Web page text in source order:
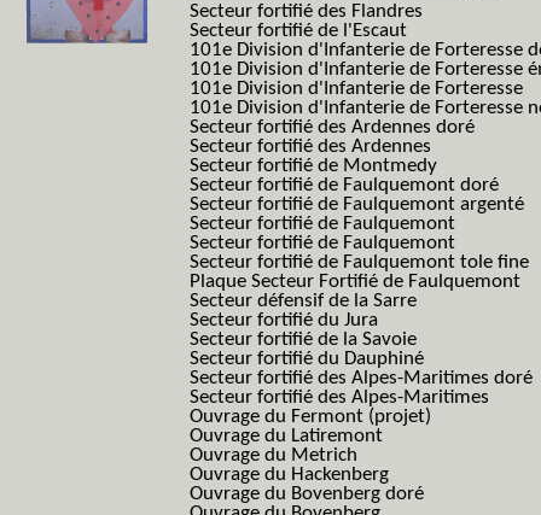
Secteur fortifié des Flandres
Secteur fortifié de l'Escaut
101e Division d'Infanterie de Forteresse
101e Division d'Infanterie de Forteresse
101e Division d'Infanterie de Forteresse
101e Division d'Infanterie de Forteresse
Secteur fortifié des Ardennes doré
Secteur fortifié des Ardennes
Secteur fortifié de Montmedy
Secteur fortifié de Faulquemont doré
Secteur fortifié de Faulquemont argenté
Secteur fortifié de Faulquemont
Secteur fortifié de Faulquemont
Secteur fortifié de Faulquemont tole fine
Plaque Secteur Fortifié de Faulquemont
Secteur défensif de la Sarre
Secteur fortifié du Jura
Secteur fortifié de la Savoie
Secteur fortifié du Dauphiné
Secteur fortifié des Alpes-Maritimes doré
Secteur fortifié des Alpes-Maritimes
Ouvrage du Fermont (projet)
Ouvrage du Latiremont
Ouvrage du Metrich
Ouvrage du Hackenberg
Ouvrage du Bovenberg doré